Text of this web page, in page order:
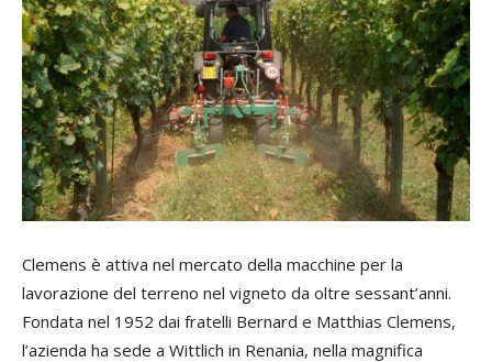
Clemens è attiva nel mercato della macchine per la
lavorazione del terreno nel vigneto da oltre sessant’anni.
Fondata nel 1952 dai fratelli Bernard e Matthias Clemens,
l’azienda ha sede a Wittlich in Renania, nella magnifica